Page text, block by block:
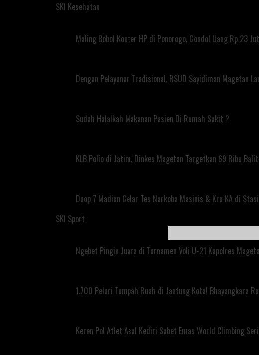
SKI Kesehatan
Maling Bobol Konter HP di Ponorogo, Gondol Uang Rp 23
Dengan Pelayanan Tradisional, RSUD Sayidiman Magetan
Sudah Halalkah Makanan Pasien Di Rumah Sakit ?
KLB Polio di Jatim, Dinkes Magetan Targetkan 69 Ribu
Daop 7 Madiun Gelar Tes Narkoba Masinis & Kru KA di
SKI Sport
Ngebet Pingin Juara di Turnamen Voli U-21 Kapolres
1.700 Pelari Tumpah Ruah di Jantung Kota! Bhayangkara
Keren Pol Atlet Asal Kediri Sabet Emas World Climbing